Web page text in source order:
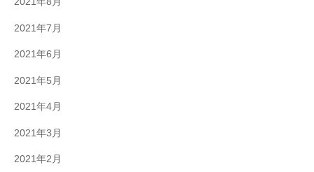
2021年7月
2021年6月
2021年5月
2021年4月
2021年3月
2021年2月